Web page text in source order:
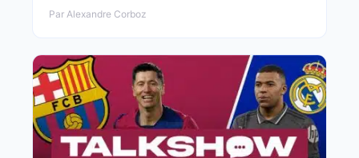
Par Alexandre Corboz